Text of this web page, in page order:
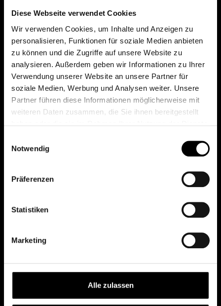
Diese Webseite verwendet Cookies
Wir verwenden Cookies, um Inhalte und Anzeigen zu
personalisieren, Funktionen für soziale Medien anbieten
zu können und die Zugriffe auf unsere Website zu
analysieren. Außerdem geben wir Informationen zu Ihrer
Verwendung unserer Website an unsere Partner für
soziale Medien, Werbung und Analysen weiter. Unsere
Partner führen diese Informationen möglicherweise mit
weiteren Daten zusammen, die Sie ihnen bereitgestellt
Notwendig
Präferenzen
Statistiken
Marketing
Alle zulassen
Das erste Depot in Österreich mit 0€ Kontoführung,
0€ Ausgabeaufschlag und 0€ Depotgebühren bei
knapp 2000 Fonds und 0€ Orderspesen.
All rights reserved.
Depot eröffnen
Depot übertragen
Konditionen